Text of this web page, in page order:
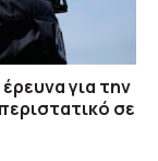
για την
σε